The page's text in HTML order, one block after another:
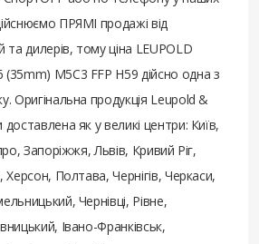
ПРЯМІ продажі від
та дилерів, тому ціна LEUPOLD
(35mm) M5C3 FFP H59 дійсно одна з
Оригінальна продукція Leupold &
​​як у великі центри: Київ,
Запоріжжя, Львів, Кривий Ріг,
Полтава, Чернігів, Черкаси,
Чернівці, Рівне,
Івано-Франківськ,